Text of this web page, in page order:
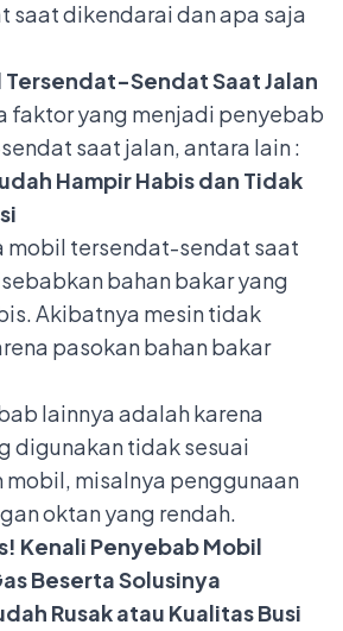
saat dikendarai dan apa saja
Sendat Saat Jalan
faktor yang menjadi penyebab
saat jalan, antara lain :
Hampir Habis dan Tidak
mobil tersendat-sendat saat
bahan bakar yang
Akibatnya mesin tidak
pasokan bahan bakar
lainnya adalah karena
digunakan tidak sesuai
mobil, misalnya penggunaan
oktan yang rendah.
Kenali Penyebab Mobil
Beserta Solusinya
Rusak atau Kualitas Busi